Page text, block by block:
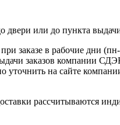
двери или до пункта выдачи
заказе в рабочие дни
заказов компании
на сайте
рассчитываются